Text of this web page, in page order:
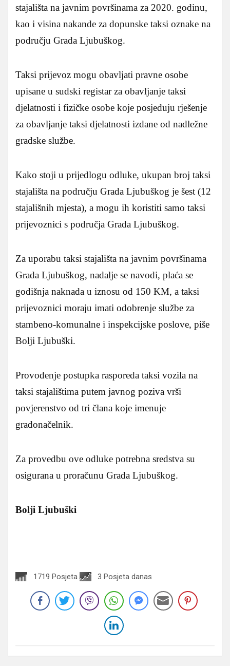
stajališta na javnim površinama za 2020. godinu,
kao i visina nakande za dopunske taksi oznake na
području Grada Ljubuškog.
Taksi prijevoz mogu obavljati pravne osobe
upisane u sudski registar za obavljanje taksi
djelatnosti i fizičke osobe koje posjeduju rješenje
za obavljanje taksi djelatnosti izdane od nadležne
gradske službe.
Kako stoji u prijedlogu odluke, ukupan broj taksi
stajališta na području Grada Ljubuškog je šest (12
stajališnih mjesta), a mogu ih koristiti samo taksi
prijevoznici s područja Grada Ljubuškog.
Za uporabu taksi stajališta na javnim površinama
Grada Ljubuškog, nadalje se navodi, plaća se
godišnja naknada u iznosu od 150 KM, a taksi
prijevoznici moraju imati odobrenje službe za
stambeno-komunalne i inspekcijske poslove, piše
Bolji Ljubuški.
Provođenje postupka rasporeda taksi vozila na
taksi stajalištima putem javnog poziva vrši
povjerenstvo od tri člana koje imenuje
gradonačelnik.
Za provedbu ove odluke potrebna sredstva su
osigurana u proračunu Grada Ljubuškog.
Bolji Ljubuški
1719 Posjeta 3 Posjeta danas